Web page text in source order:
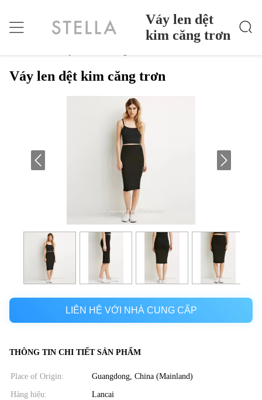
Váy len dệt
kim căng trơn
Váy len dệt kim căng trơn
LIÊN HỆ VỚI NHÀ CUNG CẤP
THÔNG TIN CHI TIẾT SẢN PHẨM
Place of Origin: Guangdong, China (Mainland)
Hàng hiệu: Lancai